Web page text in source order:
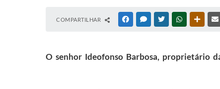
COMPARTILHAR FACEBOOKMESSENGER
TWITTERWHATSAPP
O senhor Ideofonso Barbosa, proprietário